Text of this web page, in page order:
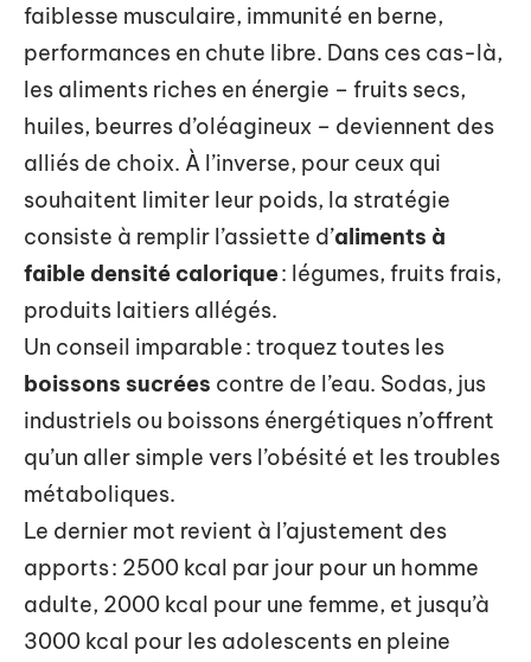
faiblesse musculaire, immunité en berne,
performances en chute libre. Dans ces cas-là,
les aliments riches en énergie – fruits secs,
huiles, beurres d’oléagineux – deviennent des
alliés de choix. À l’inverse, pour ceux qui
souhaitent limiter leur poids, la stratégie
consiste à remplir l’assiette d’aliments à
faible densité calorique: légumes, fruits frais,
produits laitiers allégés.
Un conseil imparable : troquez toutes les
boissons sucrées contre de l’eau. Sodas, jus
industriels ou boissons énergétiques n’offrent
qu’un aller simple vers l’obésité et les troubles
métaboliques.
Le dernier mot revient à l’ajustement des
apports : 2500 kcal par jour pour un homme
adulte, 2000 kcal pour une femme, et jusqu’à
3000 kcal pour les adolescents en pleine